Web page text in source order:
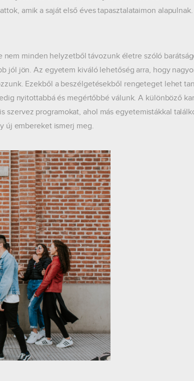
amik a saját első éves tapasztalataimon alapulnak.
minden helyzetből távozunk életre szóló
jól jön. Az egyetem kiváló lehetőség arra, hogy
Ezekből a beszélgetésekből rengeteget lehet
nyitottabbá és megértőbbé válunk. A különböző
szervez programokat, ahol más egyetemistákkal
új embereket ismerj meg.